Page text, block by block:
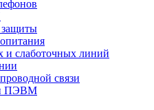
защиты
и слаботочных линий
связи
и ПЭВМ